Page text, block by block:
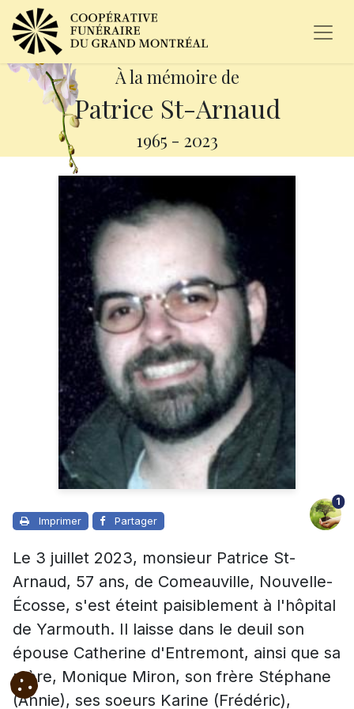
À la mémoire de
Patrice St-Arnaud
1965 - 2023
Imprimer Partager
1
Le 3 juillet 2023, monsieur Patrice St-
Arnaud, 57 ans, de Comeauville, Nouvelle-
Écosse, s'est éteint paisiblement à l'hôpital
de Yarmouth. Il laisse dans le deuil son
épouse Catherine d'Entremont, ainsi que sa
mère, Monique Miron, son frère Stéphane
(Annie), ses soeurs Karine (Frédéric),